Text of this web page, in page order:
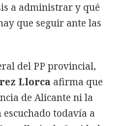
a administrar y qué
que seguir ante las
del PP provincial,
Llorca afirma que
de Alicante ni la
todavía a